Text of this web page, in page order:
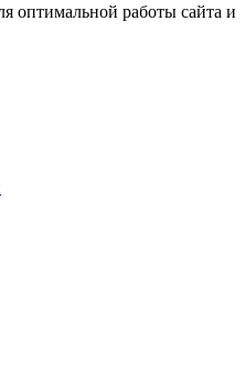
оптимальной работы сайта и